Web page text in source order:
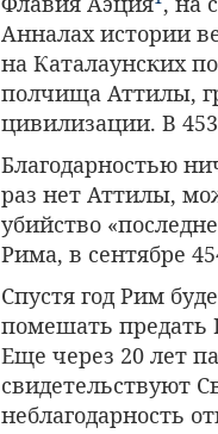
Анналах истории
на Каталаунских
полчища Аттилы,
цивилизации. В
Благодарностью
раз нет Аттилы,
убийство
Рима, в сентябре
Спустя год Рим
помешать предать
Еще через 20 лет
свидетельствуют
неблагодарность